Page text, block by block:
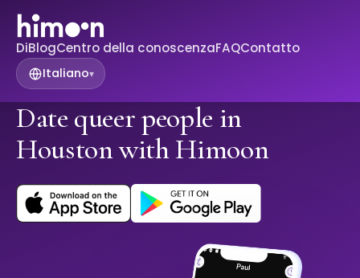
DiBlogCentro della conoscenzaFAQContatto
Italiano▾
Date queer people in
Houston with Himoon